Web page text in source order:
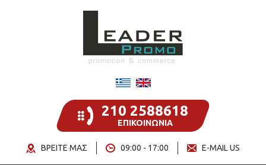
210 2588618
ΕΠΙΚΟΙΝΩΝΙΑ
E-MAIL US
09:00 - 17:00
ΒΡΕΙΤΕ ΜΑΣ